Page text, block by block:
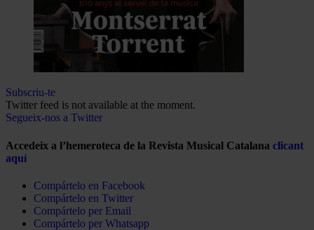
Subscriu-te
Twitter feed is not available at the moment.
Segueix-nos a Twitter
Accedeix a l’hemeroteca de la Revista Musical Catalana clicant
aquí
Compártelo en Facebook
Compártelo en Twitter
Compártelo per Email
Compártelo per Whatsapp